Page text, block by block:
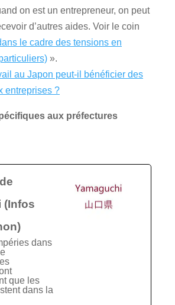
on est un entrepreneur, on peut
d’autres aides. Voir le coin
le cadre des tensions en
».
au Japon peut-il bénéficier des
entreprises ?
aux préfectures
(Infos
dans
que les
dans la